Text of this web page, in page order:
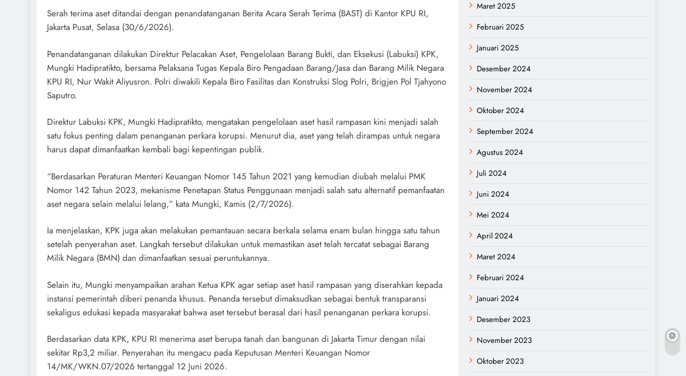
Serah terima aset ditandai dengan penandatanganan Berita Acara Serah Terima (BAST) di Kantor KPU RI,
Jakarta Pusat, Selasa (30/6/2026).
Penandatanganan dilakukan Direktur Pelacakan Aset, Pengelolaan Barang Bukti, dan Eksekusi (Labuksi) KPK,
Mungki Hadipratikto, bersama Pelaksana Tugas Kepala Biro Pengadaan Barang/Jasa dan Barang Milik Negara
KPU RI, Nur Wakit Aliyusron. Polri diwakili Kepala Biro Fasilitas dan Konstruksi Slog Polri, Brigjen Pol Tjahyono
Saputro.
Direktur Labuksi KPK, Mungki Hadipratikto, mengatakan pengelolaan aset hasil rampasan kini menjadi salah
satu fokus penting dalam penanganan perkara korupsi. Menurut dia, aset yang telah dirampas untuk negara
harus dapat dimanfaatkan kembali bagi kepentingan publik.
“Berdasarkan Peraturan Menteri Keuangan Nomor 145 Tahun 2021 yang kemudian diubah melalui PMK
Nomor 142 Tahun 2023, mekanisme Penetapan Status Penggunaan menjadi salah satu alternatif pemanfaatan
aset negara selain melalui lelang,” kata Mungki, Kamis (2/7/2026).
Ia menjelaskan, KPK juga akan melakukan pemantauan secara berkala selama enam bulan hingga satu tahun
setelah penyerahan aset. Langkah tersebut dilakukan untuk memastikan aset telah tercatat sebagai Barang
Milik Negara (BMN) dan dimanfaatkan sesuai peruntukannya.
Selain itu, Mungki menyampaikan arahan Ketua KPK agar setiap aset hasil rampasan yang diserahkan kepada
instansi pemerintah diberi penanda khusus. Penanda tersebut dimaksudkan sebagai bentuk transparansi
sekaligus edukasi kepada masyarakat bahwa aset tersebut berasal dari hasil penanganan perkara korupsi.
Berdasarkan data KPK, KPU RI menerima aset berupa tanah dan bangunan di Jakarta Timur dengan nilai
sekitar Rp3,2 miliar. Penyerahan itu mengacu pada Keputusan Menteri Keuangan Nomor
14/MK/WKN.07/2026 tertanggal 12 Juni 2026.
Maret 2025
Februari 2025
Januari 2025
Desember 2024
November 2024
Oktober 2024
September 2024
Agustus 2024
Juli 2024
Juni 2024
Mei 2024
April 2024
Maret 2024
Februari 2024
Januari 2024
Desember 2023
November 2023
Oktober 2023